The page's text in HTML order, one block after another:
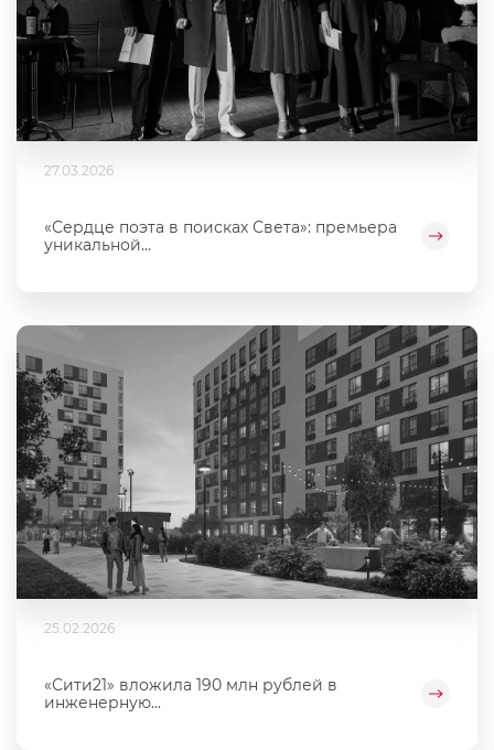
27.03.2026
«Сердце поэта в поисках Света»: премьера
уникальной...
25.02.2026
«Сити21» вложила 190 млн рублей в
инженерную...